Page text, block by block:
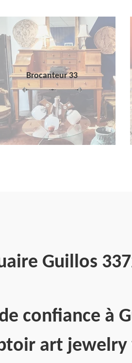
Brocanteur 33
Guillos
confiance à
art jewelry